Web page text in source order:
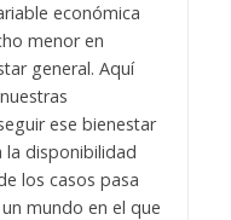
económica
menor en
general. Aquí
ese bienestar
la disponibilidad
los casos pasa
mundo en el que